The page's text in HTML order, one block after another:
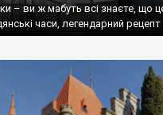
– ви ж мабуть всі знаєте, що
часи, легендарний